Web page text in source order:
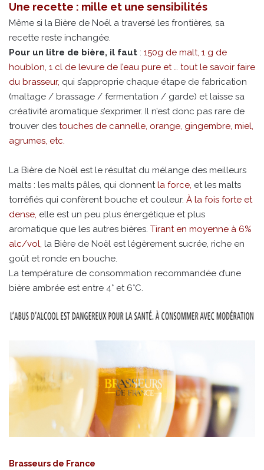
Une recette : mille et une sensibilités
Même si la Bière de Noël a traversé les frontières, sa
recette reste inchangée.
Pour un litre de bière, il faut : 150g de malt, 1 g de
houblon, 1 cl de levure de l’eau pure et … tout le savoir faire
du brasseur, qui s’approprie chaque étape de fabrication
(maltage / brassage / fermentation / garde) et laisse sa
créativité aromatique s’exprimer. Il n’est donc pas rare de
trouver des touches de cannelle, orange, gingembre, miel,
agrumes, etc.
La Bière de Noël est le résultat du mélange des meilleurs
malts : les malts pâles, qui donnentla force, et les malts
torréfiés qui confèrent bouche et couleur. À la fois forte et
dense, elle est un peu plus énergétique et plus
aromatique que les autres bières. Tirant en moyenne à 6%
alc/vol, la Bière de Noël est légèrement sucrée, riche en
goût et ronde en bouche.
La température de consommation recommandée d’une
bière ambrée est entre 4° et 6°C.
Brasseurs de France